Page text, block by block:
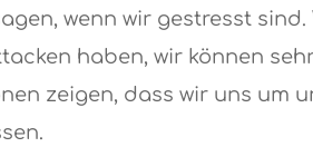
wenn wir gestresst
haben, wir können
zeigen, dass wir uns